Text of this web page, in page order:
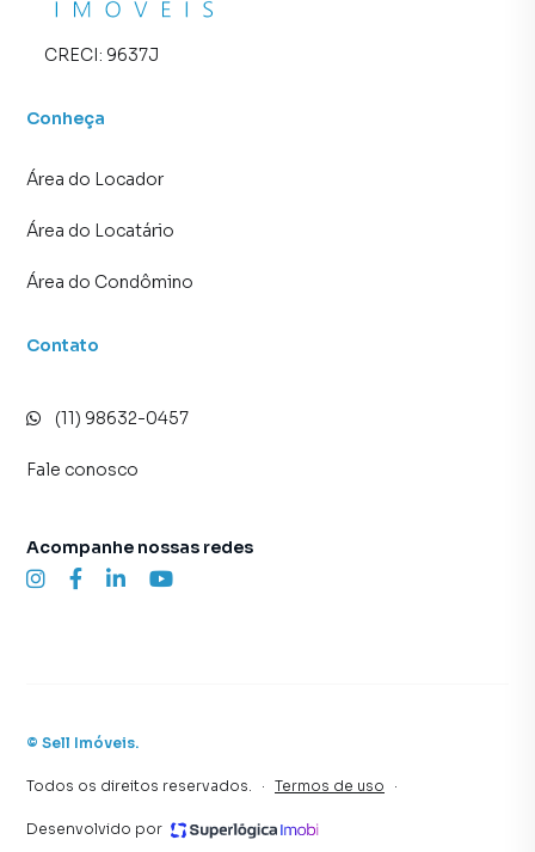
CRECI: 9637J
Conheça
Área do Locador
Área do Locatário
Área do Condômino
Contato
(11) 98632-0457
Fale conosco
Acompanhe nossas redes
© Sell Imóveis.
Todos os direitos reservados. · Termos de uso ·
Desenvolvido por